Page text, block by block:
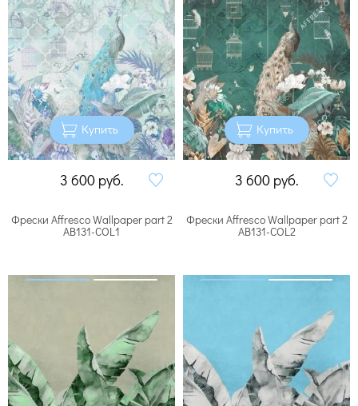
Купить
3 600 руб.
Купить
3 600 руб.
Фрески Affresco Wallpaper part 2
AB131-COL1
Фрески Affresco Wallpaper part 2
AB131-COL2